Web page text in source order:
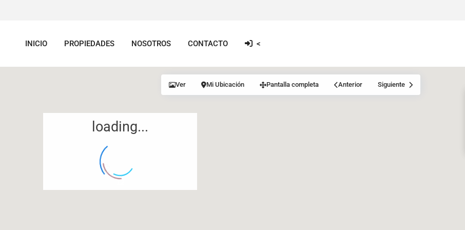
INICIO PROPIEDADES NOSOTROS CONTACTO <
12
loading...
Ver Mi Ubicación Pantalla completa Anterior Siguiente